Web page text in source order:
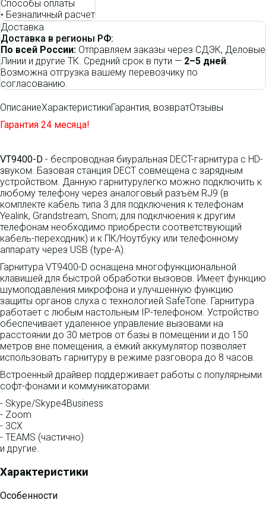
Способы оплаты
• Безналичный расчет
Доставка
Доставка в регионы РФ:
По всей России: Отправляем заказы через СДЭК, Деловые
Линии и другие ТК. Средний срок в пути — 2–5 дней.
Возможна отгрузка вашему перевозчику по
согласованию.
ОписаниеХарактеристикиГарантия, возвратОтзывы
Гарантия 24 месяца!
VT9400-D - беспроводная биуральная DECT-гарнитура с HD-
звуком. Базовая станция DECT совмещена с зарядным
устройством. Данную гарнитурулегко можно подключить к
любому телефону через аналоговый разъём RJ9 (в
комплекте кабель типа 3 для подключения к телефонам
Yealink, Grandstream, Snom; для подклчюения к другим
телефонам необходимо приобрести соответствующий
кабель-переходник) и к ПК/Ноутбуку или телефонному
аппарату через USB (type-A).
Гарнитура VT9400-D оснащена многофункциональной
клавишей для быстрой обработки вызовов. Имеет функцию
шумоподавления микрофона и улучшенную функцию
защиты органов слуха с технологией SafeTone. Гарнитура
работает с любым настольным IP-телефоном. Устройство
обеспечивает удаленное управление вызовами на
расстоянии до 30 метров от базы в помещении и до 150
метров вне помещения, а ёмкий аккумулятор позволяет
использовать гарнитуру в режиме разговора до 8 часов.
Встроенный драйвер поддерживает работы с популярными
софт-фонами и коммуникаторами:
- Skype/Skype4Business
- Zoom
- 3СX
- TEAMS (частично)
и другие.
Характеристики
Особенности